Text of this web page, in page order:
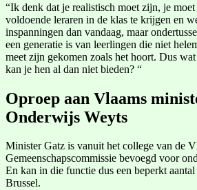
“Ik denk dat je realistisch moet zijn, je
voldoende leraren in de klas te krijgen en
inspanningen dan vandaag, maar
een generatie is van leerlingen die niet
meet zijn gekomen zoals het hoort. Dus
kan je hen al dan niet bieden? “
Oproep aan Vlaams
Onderwijs Weyts
Minister Gatz is vanuit het college van de
Gemeenschapscommissie bevoegd voor
En kan in die functie dus een beperkt
Brussel.